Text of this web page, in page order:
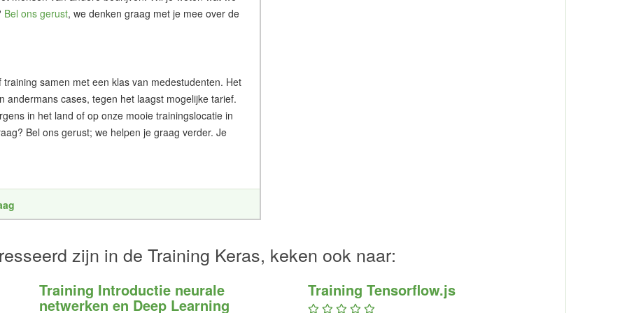
Bel ons gerust, we denken graag met je mee over de
samen met een klas van medestudenten. Het
cases, tegen het laagst mogelijke tarief.
in het land of op onze mooie trainingslocatie in
Bel ons gerust; we helpen je graag verder. Je
zijn in de Training Keras, keken ook naar:
Training Introductie neurale
netwerken en Deep Learning
Training Tensorflow.js